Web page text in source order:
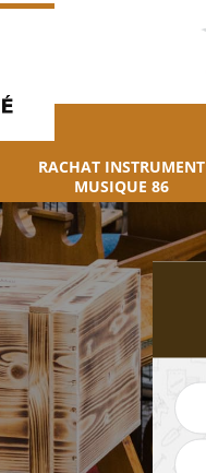
RACHAT INSTRUMENT
MUSIQUE 86
Débarras
d'appartement 86